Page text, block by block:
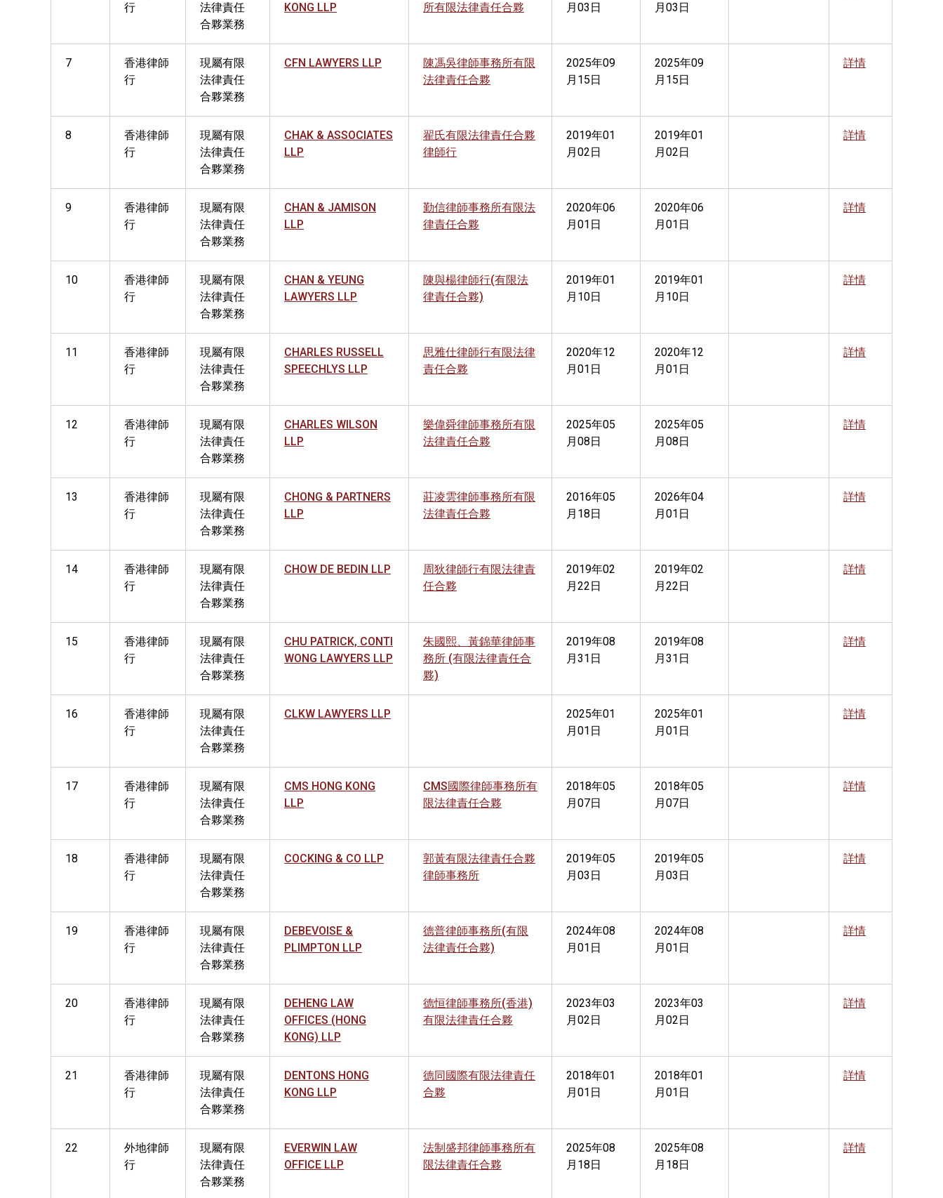
行
法律責任
合夥業務
KONG LLP
所有限法律責任合夥
月03日
月03日
7
香港律師
行
現屬有限
法律責任
合夥業務
CFN LAWYERS LLP
陳馮吳律師事務所有限
法律責任合夥
2025年09
月15日
2025年09
月15日
詳情
8
香港律師
行
現屬有限
法律責任
合夥業務
CHAK & ASSOCIATES
LLP
翟氏有限法律責任合夥
律師行
2019年01
月02日
2019年01
月02日
詳情
9
香港律師
行
現屬有限
法律責任
合夥業務
CHAN & JAMISON
LLP
勤信律師事務所有限法
律責任合夥
2020年06
月01日
2020年06
月01日
詳情
10
香港律師
行
現屬有限
法律責任
合夥業務
CHAN & YEUNG
LAWYERS LLP
陳與楊律師行(有限法
律責任合夥)
2019年01
月10日
2019年01
月10日
詳情
11
香港律師
行
現屬有限
法律責任
合夥業務
CHARLES RUSSELL
SPEECHLYS LLP
思雅仕律師行有限法律
責任合夥
2020年12
月01日
2020年12
月01日
詳情
12
香港律師
行
現屬有限
法律責任
合夥業務
CHARLES WILSON
LLP
樂偉舜律師事務所有限
法律責任合夥
2025年05
月08日
2025年05
月08日
詳情
13
香港律師
行
現屬有限
法律責任
合夥業務
CHONG & PARTNERS
LLP
莊凌雲律師事務所有限
法律責任合夥
2016年05
月18日
2026年04
月01日
詳情
14
香港律師
行
現屬有限
法律責任
合夥業務
CHOW DE BEDIN LLP
周狄律師行有限法律責
任合夥
2019年02
月22日
2019年02
月22日
詳情
15
香港律師
行
現屬有限
法律責任
合夥業務
CHU PATRICK, CONTI
WONG LAWYERS LLP
朱國熙、黃錦華律師事
務所 (有限法律責任合
夥)
2019年08
月31日
2019年08
月31日
詳情
16
香港律師
行
現屬有限
法律責任
合夥業務
CLKW LAWYERS LLP
2025年01
月01日
2025年01
月01日
詳情
17
香港律師
行
現屬有限
法律責任
合夥業務
CMS HONG KONG
LLP
CMS國際律師事務所有
限法律責任合夥
2018年05
月07日
2018年05
月07日
詳情
18
香港律師
行
現屬有限
法律責任
合夥業務
COCKING & CO LLP
郭黃有限法律責任合夥
律師事務所
2019年05
月03日
2019年05
月03日
詳情
19
香港律師
行
現屬有限
法律責任
合夥業務
DEBEVOISE &
PLIMPTON LLP
德普律師事務所(有限
法律責任合夥)
2024年08
月01日
2024年08
月01日
詳情
20
香港律師
行
現屬有限
法律責任
合夥業務
DEHENG LAW
OFFICES (HONG
KONG) LLP
德恒律師事務所(香港)
有限法律責任合夥
2023年03
月02日
2023年03
月02日
詳情
21
香港律師
行
現屬有限
法律責任
合夥業務
DENTONS HONG
KONG LLP
德同國際有限法律責任
合夥
2018年01
月01日
2018年01
月01日
詳情
22
外地律師
行
現屬有限
法律責任
合夥業務
EVERWIN LAW
OFFICE LLP
法制盛邦律師事務所有
限法律責任合夥
2025年08
月18日
2025年08
月18日
詳情